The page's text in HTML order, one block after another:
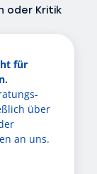
oder Kritik
für
über
an uns.